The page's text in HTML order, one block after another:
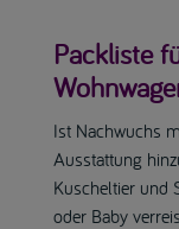
Packliste
Ist Nachwuchs
Ausstattung
Kuscheltier und
oder Baby